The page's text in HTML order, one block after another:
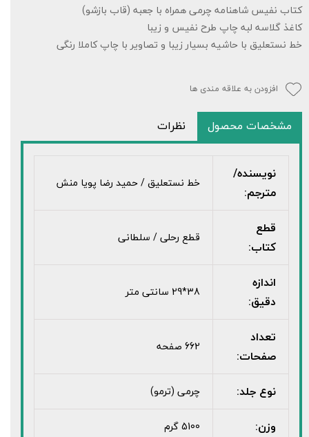
کتاب نفیس شاهنامه چرمی همراه با جعبه (قاب بازشو)
کاغذ گلاسه لبه چاپ طرح نفیس و زیبا
خط نستعلیق با حاشیه بسیار زیبا و تصاویر با چاپ کاملا رنگی
افزودن به علاقه مندی ها
مشخصات محصول نظرات
نویسنده/
مترجم:
خط نستعلیق / حمید رضا پویا منش
قطع
کتاب:
قطع رحلی / سلطانی
اندازه
دقیق:
38*29 سانتی متر
تعداد
صفحات:
662 صفحه
نوع جلد: چرمی (ترمو)
وزن: 5100 گرم